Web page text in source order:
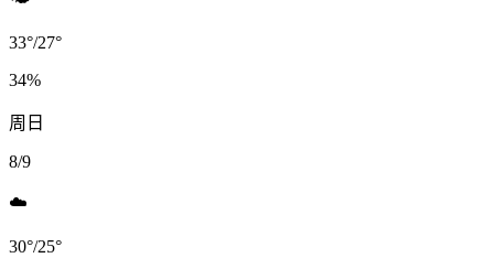
33°/27°
34%
周日
8/9
☁️
30°/25°